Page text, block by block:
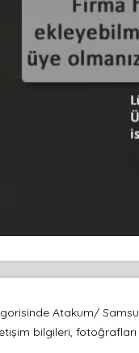
Atakum/
bilgileri,